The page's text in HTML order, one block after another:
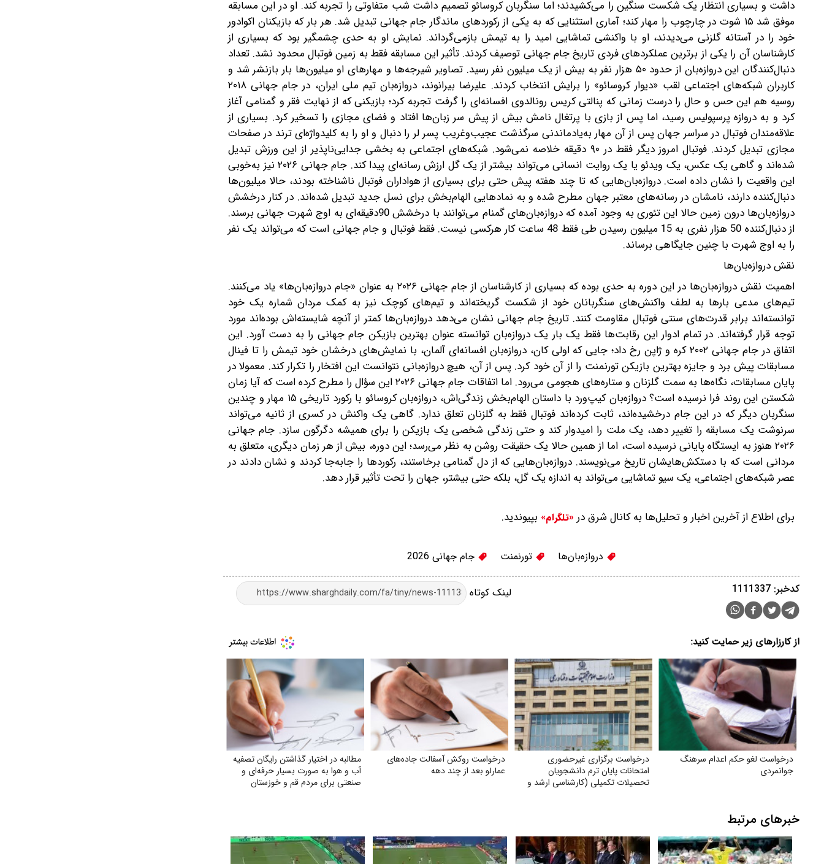
داشت و بسیاری انتظار یک شکست سنگین را می‌کشیدند؛ اما سنگربان کروسائو تصمیم داشت شب متفاوتی را تجربه کند. او در این مسابقه
موفق شد ۱۵ شوت در چارچوب را مهار کند؛ آماری استثنایی که به یکی از رکوردهای ماندگار جام جهانی تبدیل شد. هر بار که بازیکنان اکوادور
خود را در آستانه گلزنی می‌دیدند، او با واکنشی تماشایی امید را به تیمش بازمی‌گرداند. نمایش او به حدی چشمگیر بود که بسیاری از
کارشناسان آن را یکی از برترین عملکردهای فردی تاریخ جام جهانی توصیف کردند. تأثیر این مسابقه فقط به زمین فوتبال محدود نشد. تعداد
دنبال‌کنندگان این دروازه‌بان از حدود ۵۰ هزار نفر به بیش از یک میلیون نفر رسید. تصاویر شیرجه‌ها و مهارهای او میلیون‌ها بار بازنشر شد و
کاربران شبکه‌های اجتماعی لقب «دیوار کروسائو» را برایش انتخاب کردند. علیرضا بیرانوند، دروازه‌بان تیم ملی ایران، در جام جهانی ۲۰۱۸
روسیه هم این حس و حال را درست زمانی که پنالتی کریس رونالدوی افسانه‌ای را گرفت تجربه کرد؛ بازیکنی که از نهایت فقر و گمنامی آغاز
کرد و به دروازه پرسپولیس رسید، اما پس از بازی با پرتغال نامش بیش از پیش سر زبان‌ها افتاد و فضای مجازی را تسخیر کرد. بسیاری از
علاقه‌مندان فوتبال در سراسر جهان پس از آن مهار به‌یادماندنی سرگذشت عجیب‌وغریب پسر لر را دنبال و او را به کلیدواژه‌ای ترند در صفحات
مجازی تبدیل کردند. فوتبال امروز دیگر فقط در ۹۰ دقیقه خلاصه نمی‌شود. شبکه‌های اجتماعی به بخشی جدایی‌ناپذیر از این ورزش تبدیل
شده‌اند و گاهی یک عکس، یک ویدئو یا یک روایت انسانی می‌تواند بیشتر از یک گل ارزش رسانه‌ای پیدا کند. جام جهانی ۲۰۲۶ نیز به‌خوبی
این واقعیت را نشان داده است. دروازه‌بان‌هایی که تا چند هفته پیش حتی برای بسیاری از هواداران فوتبال ناشناخته بودند، حالا میلیون‌ها
دنبال‌کننده دارند، نامشان در رسانه‌های معتبر جهان مطرح شده و به نمادهایی الهام‌بخش برای نسل جدید تبدیل شده‌اند. در کنار درخشش
دروازه‌بان‌ها درون زمین حالا این تئوری به وجود آمده که دروازه‌بان‌های گمنام می‌توانند با درخشش 90‌دقیقه‌ای به اوج شهرت جهانی برسند.
از دنبال‌کننده 50 هزار نفری به 15 میلیون رسیدن طی فقط 48 ساعت کار هر‌کسی نیست. فقط فوتبال و جام جهانی است که می‌تواند یک نفر
را به اوج شهرت با چنین جایگاهی برساند.
نقش دروازه‌بان‌ها
اهمیت نقش دروازه‌بان‌ها در این دوره به حدی بوده که بسیاری از کارشناسان از جام جهانی ۲۰۲۶ به عنوان «جام دروازه‌بان‌ها» یاد می‌کنند.
تیم‌های مدعی بارها به لطف واکنش‌های سنگربانان خود از شکست گریخته‌اند و تیم‌های کوچک نیز به کمک مردان شماره یک خود
توانسته‌اند برابر قدرت‌های سنتی فوتبال مقاومت کنند. تاریخ جام جهانی نشان می‌دهد دروازه‌بان‌ها کمتر از آنچه شایسته‌اش بوده‌اند مورد
توجه قرار گرفته‌اند. در تمام ادوار این رقابت‌ها فقط یک بار یک دروازه‌بان توانسته عنوان بهترین بازیکن جام جهانی را به دست آورد. این
اتفاق در جام جهانی ۲۰۰۲ کره و ژاپن رخ داد؛ جایی که اولی کان، دروازه‌بان افسانه‌ای آلمان، با نمایش‌های درخشان خود تیمش را تا فینال
مسابقات پیش برد و جایزه بهترین بازیکن تورنمنت را از آن خود کرد. پس از آن، هیچ دروازه‌بانی نتوانست این افتخار را تکرار کند. معمولا در
پایان مسابقات، نگاه‌ها به سمت گلزنان و ستاره‌های هجومی می‌رود. اما اتفاقات جام جهانی ۲۰۲۶ این سؤال را مطرح کرده است که آیا زمان
شکستن این روند فرا نرسیده است؟ دروازه‌بان کیپ‌ورد با داستان الهام‌بخش زندگی‌اش، دروازه‌بان کروسائو با رکورد تاریخی ۱۵ مهار و چندین
سنگربان دیگر که در این جام درخشیده‌اند، ثابت کرده‌اند فوتبال فقط به گلزنان تعلق ندارد. گاهی یک واکنش در کسری از ثانیه می‌تواند
سرنوشت یک مسابقه را تغییر دهد، یک ملت را امیدوار کند و حتی زندگی شخصی یک بازیکن را برای همیشه دگرگون سازد. جام جهانی
۲۰۲۶ هنوز به ایستگاه پایانی نرسیده است، اما از همین حالا یک حقیقت روشن به نظر می‌رسد؛ این دوره، بیش از هر زمان دیگری، متعلق به
مردانی است که با دستکش‌هایشان تاریخ می‌نویسند. دروازه‌بان‌هایی که از دل گمنامی برخاستند، رکوردها را جابه‌جا کردند و نشان دادند در
عصر شبکه‌های اجتماعی، یک سیو تماشایی می‌تواند به اندازه یک گل، بلکه حتی بیشتر، جهان را تحت تأثیر قرار دهد.
برای اطلاع از آخرین اخبار و تحلیل‌ها به کانال شرق در «تلگرام» بپیوندید.
دروازه‌بان‌ها تورنمنت جام جهانی 2026
لینک کوتاه کدخبر: 1111337
از کارزارهای زیر حمایت کنید:
درخواست لغو حکم اعدام سرهنگ
جوانمردی
درخواست برگزاری غیرحضوری
امتحانات پایان ترم دانشجویان
تحصیلات تکمیلی (کارشناسی ارشد و
درخواست روکش آسفالت جاده‌های
عمارلو بعد از چند دهه
مطالبه در اختیار گذاشتن رایگان تصفیه
آب و هوا به‌ صورت بسیار حرفه‌ای و
صنعتی برای مردم قم و خوزستان
خبرهای مرتبط